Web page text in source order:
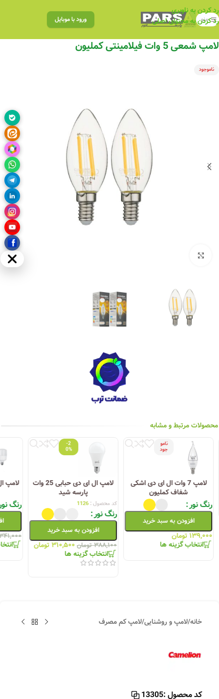
رد کردن به ناوبری
رد کردن به محتوای اصلی
منو ورود با موبایل
لامپ شمعی 5 وات فیلامینتی کملیون
ناموجود
محصولات مرتبط و مشابه
نامو
جود
لامپ 7 وات ال ای دی اشکی
شفاف کملیون
رنگ نور
افزودن به سبد خرید
۱۳۹,۰۰۰تومان
انتخاب گزینه ها
0%
لامپ ال ای دی حبابی 25 وات
پارسه شید
کد محصول :1126
رنگ نور
افزودن به سبد خرید
۳۸۸,۱۰۰ تومان ۳۱۰,۵۰۰تومان
انتخاب گزینه ها
رنگ نور
۳۴۱,۰۰۰
خانه/لامپ و روشنایی/لامپ کم مصرف
کد محصول :13305